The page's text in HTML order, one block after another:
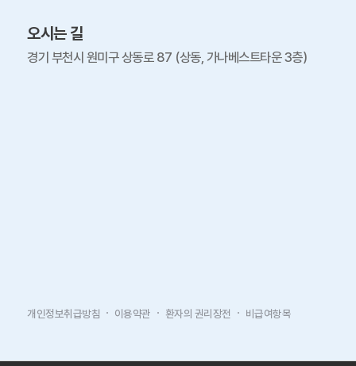
오시는 길
경기 부천시 원미구 상동로 87 (상동, 가나베스트타운 3층)
개인정보취급방침 이용약관 환자의 권리장전 비급여항목